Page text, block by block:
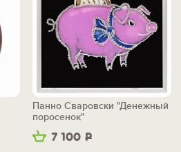
7 100 Р
Панно Сваровски "Денежный
поросенок"